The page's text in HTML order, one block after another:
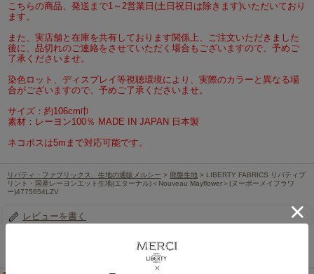
こちらの商品、発送まで1～2営業日(土日祝日は除きます)いただいており
ます。
また、実店舗と在庫を共有しております関係上、ご注文いただきました
後に、品切れのご連絡をさせていただく場合もございますので、予めご
了承くださいませ。
染色ロット、ディスプレイ等視聴環境により、実際のカラーと異なる場
合がございますので、予めご了承くださいませ。
サイズ：約106cm巾
素材：レーヨン100％ MADE IN JAPAN 日本製
ネコポスは5mまで対応可能です。
リバティ・ファブリックス、生地の通販メルシー > 廃盤生地 > LIBERTY FABRICS リバティプ
リント・国産レーヨンエット生地(エターナル)＜Nouveau Mayflower＞(ヌーボーメイフラワ
ー)4775654LZV
レビューを書く
この商品を見た人は、こちらの商品もチェックしています！